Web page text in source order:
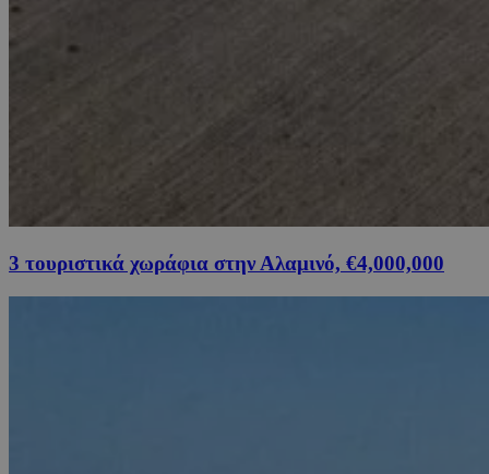
3 τουριστικά χωράφια στην Αλαμινό, €4,000,000